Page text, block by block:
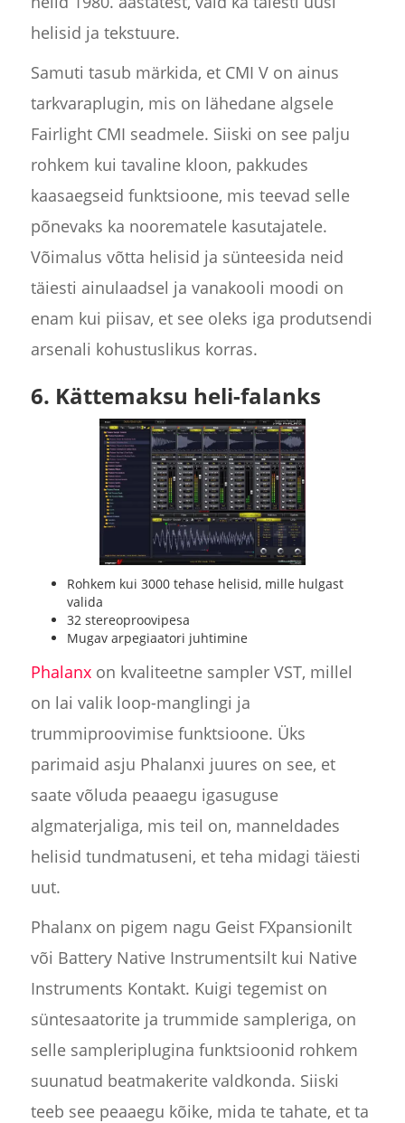
helisid ja tekstuure.
Samuti tasub märkida, et CMI V on ainus
tarkvaraplugin, mis on lähedane algsele
Fairlight CMI seadmele. Siiski on see palju
rohkem kui tavaline kloon, pakkudes
kaasaegseid funktsioone, mis teevad selle
põnevaks ka noorematele kasutajatele.
Võimalus võtta helisid ja sünteesida neid
täiesti ainulaadsel ja vanakooli moodi on
enam kui piisav, et see oleks iga produtsendi
arsenali kohustuslikus korras.
6. Kättemaksu heli-falanks
Rohkem kui 3000 tehase helisid, mille hulgast
valida
32 stereoproovipesa
Mugav arpegiaatori juhtimine
Phalanxon kvaliteetne sampler VST, millel
on lai valik loop-manglingi ja
trummiproovimise funktsioone. Üks
parimaid asju Phalanxi juures on see, et
saate võluda peaaegu igasuguse
algmaterjaliga, mis teil on, manneldades
helisid tundmatuseni, et teha midagi täiesti
uut.
Phalanx on pigem nagu Geist FXpansionilt
või Battery Native Instrumentsilt kui Native
Instruments Kontakt. Kuigi tegemist on
süntesaatorite ja trummide sampleriga, on
selle sampleriplugina funktsioonid rohkem
suunatud beatmakerite valdkonda. Siiski
teeb see peaaegu kõike, mida te tahate, et ta